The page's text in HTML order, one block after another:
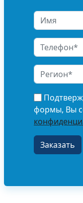
формы, Вы